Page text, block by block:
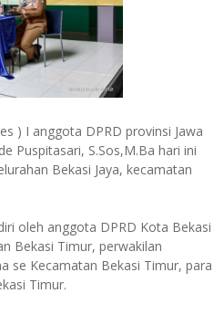
) I anggota DPRD provinsi Jawa
Puspitasari, S.Sos,M.Ba hari ini
Bekasi Jaya, kecamatan
oleh anggota DPRD Kota Bekasi
Bekasi Timur, perwakilan
se Kecamatan Bekasi Timur, para
Timur.